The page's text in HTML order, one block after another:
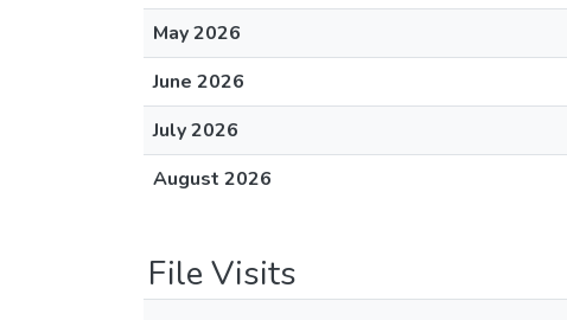
May 2026
June 2026
July 2026
August 2026
File Visits